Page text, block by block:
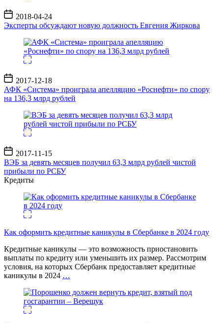
Дата
записи
2018-04-24
Эксперты обсуждают новую должность Евгения Жиркова
Дата
записи
2017-12-18
АФК «Система» проиграла апелляцию «Роснефти» по спору
на 136,3 млрд рублей
Дата
записи
2017-11-15
ВЭБ за девять месяцев получил 63,3 млрд рублей чистой
прибыли по РСБУ
Кредиты
Как оформить кредитные каникулы в Сбербанке в 2024 году
Кредитные каникулы — это возможность приостановить
выплаты по кредиту или уменьшить их размер. Рассмотрим
условия, на которых Сбербанк предоставляет кредитные
каникулы в 2024 …